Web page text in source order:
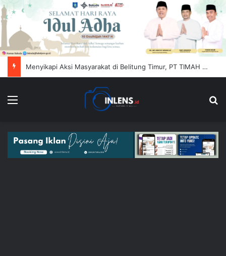
Menyikapi Aksi Masyarakat di Belitung Timur, PT TIMAH (Persero) Tbk Himbau Jaga Kondusifitas
Menu